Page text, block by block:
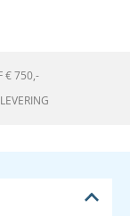
€ 750,-